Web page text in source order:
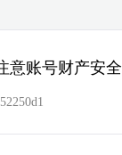
意账号财产安全